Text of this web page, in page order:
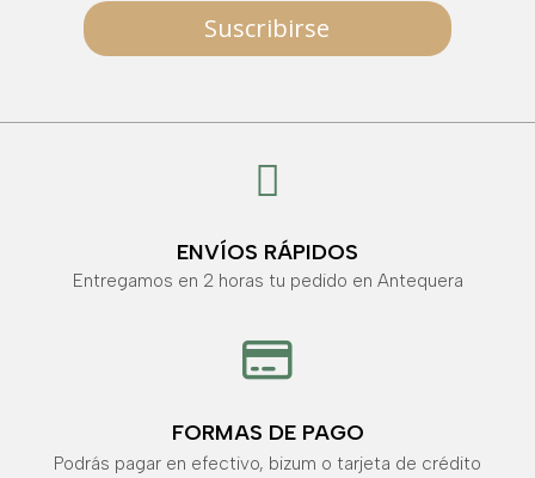
Suscribirse

ENVÍOS RÁPIDOS
Entregamos en 2 horas tu pedido en Antequera

FORMAS DE PAGO
Podrás pagar en efectivo, bizum o tarjeta de crédito